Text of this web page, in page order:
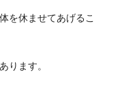
を休ませてあげるこ
ります。